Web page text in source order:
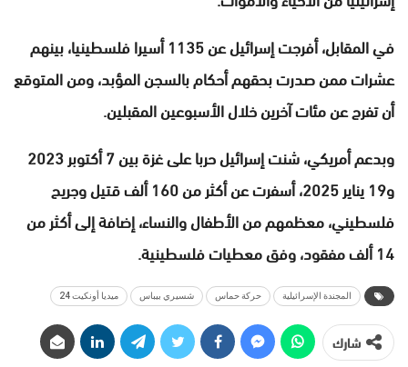
في المقابل، أفرجت إسرائيل عن 1135 أسيرا فلسطينيا، بينهم
عشرات ممن صدرت بحقهم أحكام بالسجن المؤبد، ومن المتوقع
أن تفرج عن مئات آخرين خلال الأسبوعين المقبلين.
وبدعم أمريكي، شنت إسرائيل حربا على غزة بين 7 أكتوبر 2023
و19 يناير 2025، أسفرت عن أكثر من 160 ألف قتيل وجريح
فلسطيني، معظمهم من الأطفال والنساء، إضافة إلى أكثر من
14 ألف مفقود، وفق معطيات فلسطينية.
المجندة الإسرائيلية حركة حماس شسيري بيباس ميديا أونكيت 24
شارك